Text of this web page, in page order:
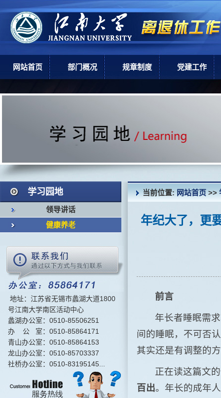
网站首页 部门概况
岗位职责
规章制度 党建工作
学习园地
领导讲话
健康养老
地址：江苏省无锡市蠡湖大道1800
号江南大学南区活动中心
蠡湖办公室：0510-85506251
办 公 室：0510-85864171
青山办公室：0510-85864153
龙山办公室：0510-85703337
社桥办公室：0510-83195145...
当前位置:网站首页>>
年纪大了，更
前言
年长者睡眠需
间的睡眠，不可否
其实还是有调整的
正在读这篇文
百出。年长的成年